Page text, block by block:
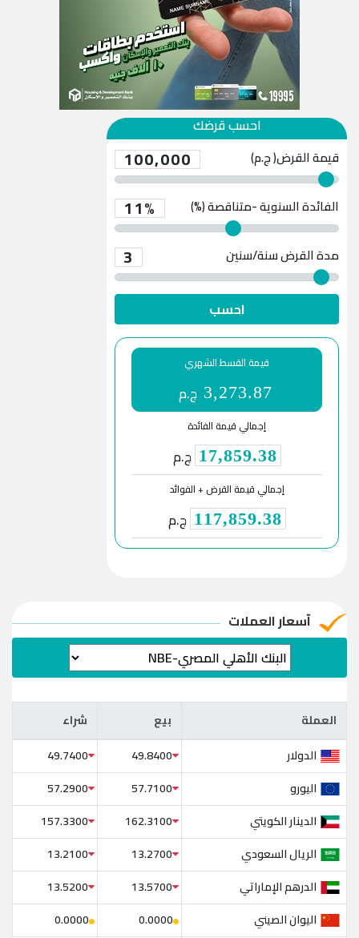
احسب قرضك
قيمة القرض( ج.م) 100,000
الفائدة السنوية -متناقصة (%) 11%
مدة القرض 3 سنة/سنين
احسب
قيمة القسط الشهري
3,273.87 ج.م
إجمالي قيمة الفائدة
17,859.38 ج.م
إجمالي قيمة القرض + الفوائد
117,859.38 ج.م
آسعار العملات
العملة بيع شراء العملة بيع
شراء
الدولار
49.8400
49.7400
اليورو
57.7100
57.2900
الدينار الكويتي
162.3100
157.3300
الريال السعودي
13.2700
13.2100
الدرهم الإماراتي
13.5700
13.5200
اليوان الصيني
0.0000
0.0000